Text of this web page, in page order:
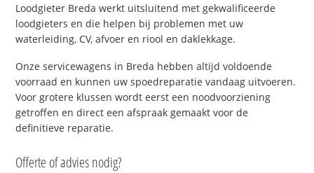
Loodgieter Breda werkt uitsluitend met gekwalificeerde
loodgieters en die helpen bij problemen met uw
waterleiding, CV, afvoer en riool en daklekkage.
Onze servicewagens in Breda hebben altijd voldoende
voorraad en kunnen uw spoedreparatie vandaag uitvoeren.
Voor grotere klussen wordt eerst een noodvoorziening
getroffen en direct een afspraak gemaakt voor de
definitieve reparatie.
Offerte of advies nodig?